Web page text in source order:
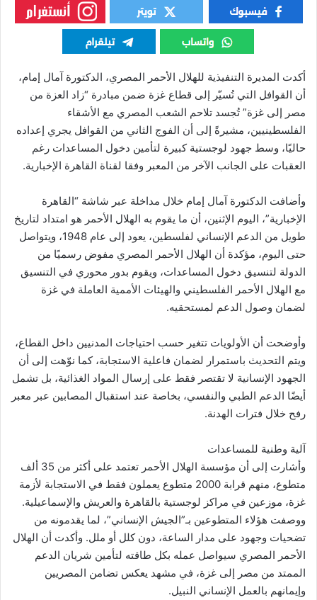
أكدت المديرة التنفيذية للهلال الأحمر المصري، الدكتورة آمال إمام،
أن القوافل التي تُسيّر إلى قطاع غزة ضمن مبادرة “زاد العزة من
مصر إلى غزة” تُجسد تلاحم الشعب المصري مع الأشقاء
الفلسطينيين، مشيرةً إلى أن الفوج الثاني من القوافل يجري إعداده
حاليًا، وسط جهود لوجستية كبيرة لتأمين دخول المساعدات رغم
العقبات على الجانب الآخر من المعبر وفقا لقناة القاهرة الإخبارية.
وأضافت الدكتورة آمال إمام خلال مداخلة عبر شاشة “القاهرة
الإخبارية”، اليوم الإثنين، أن ما يقوم به الهلال الأحمر هو امتداد لتاريخ
طويل من الدعم الإنساني لفلسطين، يعود إلى عام 1948، ويتواصل
حتى اليوم، مؤكدة أن الهلال الأحمر المصري مفوض رسميًا من
الدولة لتنسيق دخول المساعدات، ويقوم بدور محوري في التنسيق
مع الهلال الأحمر الفلسطيني والهيئات الأممية العاملة في غزة
لضمان وصول الدعم لمستحقيه.
وأوضحت أن الأولويات تتغير حسب احتياجات المدنيين داخل القطاع،
ويتم التحديث باستمرار لضمان فاعلية الاستجابة، كما نوّهت إلى أن
الجهود الإنسانية لا تقتصر فقط على إرسال المواد الغذائية، بل تشمل
أيضًا الدعم الطبي والنفسي، بخاصة عند استقبال المصابين عبر معبر
رفح خلال فترات الهدنة.
آلية وطنية للمساعدات
وأشارت إلى أن مؤسسة الهلال الأحمر تعتمد على أكثر من 35 ألف
متطوع، منهم قرابة 2000 متطوع يعملون فقط في الاستجابة لأزمة
غزة، موزعين في مراكز لوجستية بالقاهرة والعريش والإسماعيلية.
ووصفت هؤلاء المتطوعين بـ”الجيش الإنساني”، لما يقدمونه من
تضحيات وجهود على مدار الساعة، دون كلل أو ملل. وأكدت أن الهلال
الأحمر المصري سيواصل عمله بكل طاقته لتأمين شريان الدعم
الممتد من مصر إلى غزة، في مشهد يعكس تضامن المصريين
وإيمانهم بالعمل الإنساني النبيل.